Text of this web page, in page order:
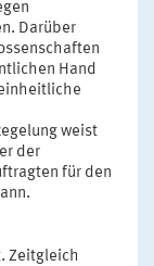
Darüber
Hand
weist
der
für den
Zeitgleich